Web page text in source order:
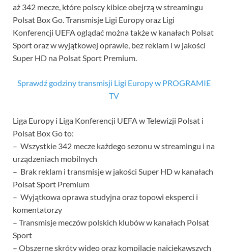
aż 342 mecze, które polscy kibice obejrzą w streamingu
Polsat Box Go. Transmisje Ligi Europy oraz Ligi
Konferencji UEFA oglądać można także w kanałach Polsat
Sport oraz w wyjątkowej oprawie, bez reklam i w jakości
Super HD na Polsat Sport Premium.
Sprawdź godziny transmisji Ligi Europy w PROGRAMIE
TV
Liga Europy i Liga Konferencji UEFA w Telewizji Polsat i
Polsat Box Go to:
– Wszystkie 342 mecze każdego sezonu w streamingu i na
urządzeniach mobilnych
– Brak reklam i transmisje w jakości Super HD w kanałach
Polsat Sport Premium
– Wyjątkowa oprawa studyjna oraz topowi eksperci i
komentatorzy
– Transmisje meczów polskich klubów w kanałach Polsat
Sport
– Obszerne skróty wideo oraz kompilacje najciekawszych